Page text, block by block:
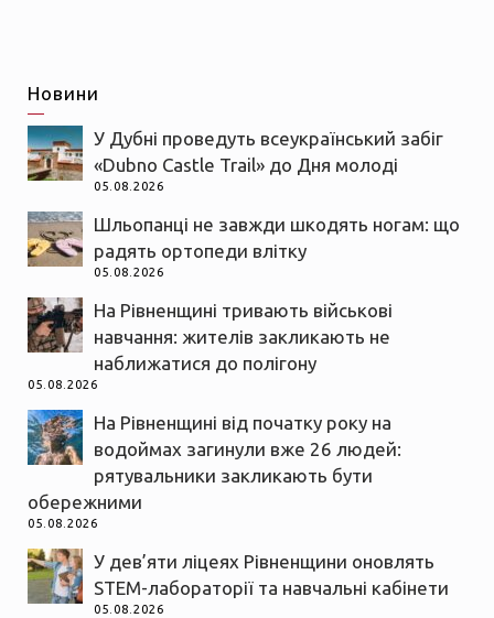
Новини
У Дубні проведуть всеукраїнський забіг
«Dubno Castle Trail» до Дня молоді
05.08.2026
Шльопанці не завжди шкодять ногам: що
радять ортопеди влітку
05.08.2026
На Рівненщині тривають військові
навчання: жителів закликають не
наближатися до полігону
05.08.2026
На Рівненщині від початку року на
водоймах загинули вже 26 людей:
рятувальники закликають бути
обережними
05.08.2026
У дев’яти ліцеях Рівненщини оновлять
STEM-лабораторії та навчальні кабінети
05.08.2026